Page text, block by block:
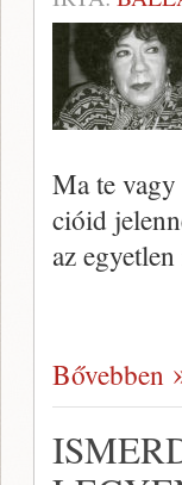
Ma te
cióid
az
Bővebben